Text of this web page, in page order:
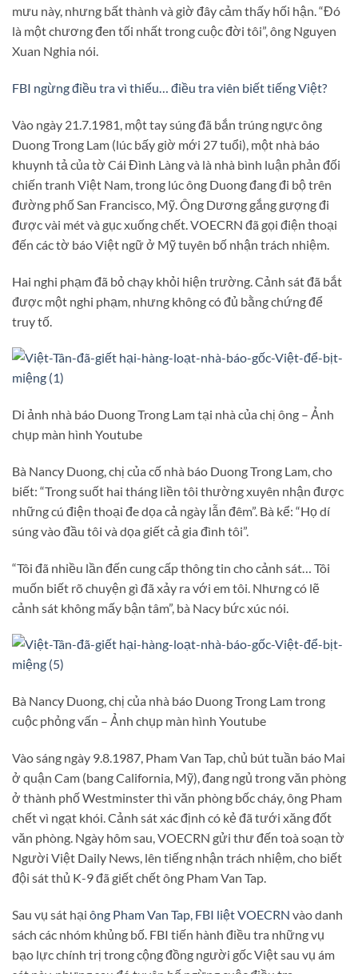
mưu này, nhưng bất thành và giờ đây cảm thấy hối hận. “Đó
là một chương đen tối nhất trong cuộc đời tôi”, ông Nguyen
Xuan Nghia nói.
FBI ngừng điều tra vì thiếu… điều tra viên biết tiếng Việt?
Vào ngày 21.7.1981, một tay súng đã bắn trúng ngực ông
Duong Trong Lam (lúc bấy giờ mới 27 tuổi), một nhà báo
khuynh tả của tờ Cái Đình Làng và là nhà bình luận phản đối
chiến tranh Việt Nam, trong lúc ông Duong đang đi bộ trên
đường phố San Francisco, Mỹ. Ông Dương gắng gượng đi
được vài mét và gục xuống chết. VOECRN đã gọi điện thoại
đến các tờ báo Việt ngữ ở Mỹ tuyên bố nhận trách nhiệm.
Hai nghi phạm đã bỏ chạy khỏi hiện trường. Cảnh sát đã bắt
được một nghi phạm, nhưng không có đủ bằng chứng để
truy tố.
Di ảnh nhà báo Duong Trong Lam tại nhà của chị ông – Ảnh
chụp màn hình Youtube
Bà Nancy Duong, chị của cố nhà báo Duong Trong Lam, cho
biết: “Trong suốt hai tháng liền tôi thường xuyên nhận được
những cú điện thoại đe dọa cả ngày lẫn đêm”. Bà kể: “Họ dí
súng vào đầu tôi và dọa giết cả gia đình tôi”.
“Tôi đã nhiều lần đến cung cấp thông tin cho cảnh sát… Tôi
muốn biết rõ chuyện gì đã xảy ra với em tôi. Nhưng có lẽ
cảnh sát không mấy bận tâm”, bà Nacy bức xúc nói.
Bà Nancy Duong, chị của nhà báo Duong Trong Lam trong
cuộc phỏng vấn – Ảnh chụp màn hình Youtube
Vào sáng ngày 9.8.1987, Pham Van Tap, chủ bút tuần báo Mai
ở quận Cam (bang California, Mỹ), đang ngủ trong văn phòng
ở thành phố Westminster thì văn phòng bốc cháy, ông Pham
chết vì ngạt khói. Cảnh sát xác định có kẻ đã tưới xăng đốt
văn phòng. Ngày hôm sau, VOECRN gửi thư đến toà soạn tờ
Người Việt Daily News, lên tiếng nhận trách nhiệm, cho biết
đội sát thủ K-9 đã giết chết ông Pham Van Tap.
Sau vụ sát hại ông Pham Van Tap, FBI liệt VOECRN vào danh
sách các nhóm khủng bố. FBI tiến hành điều tra những vụ
bạo lực chính trị trong cộng đồng người gốc Việt sau vụ ám